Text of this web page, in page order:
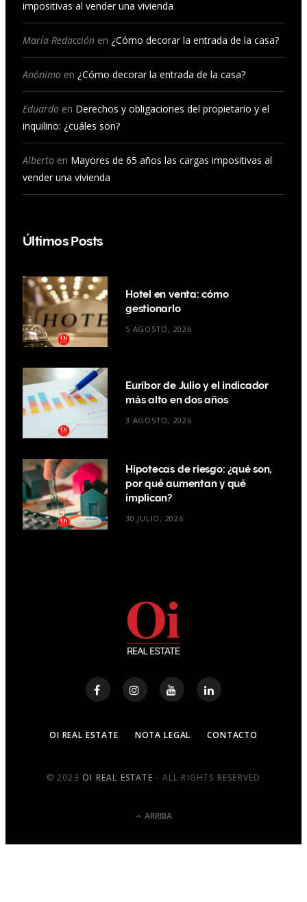
o
o
g
r
m
b
e
I
impositivas al vender una vivienda
María Redacción en ¿Cómo decorar la entrada de la casa?
Anónimo en ¿Cómo decorar la entrada de la casa?
Eduardo en Derechos y obligaciones del propietario y el
inquilino: ¿cuáles son?
Alberto en Mayores de 65 años las cargas impositivas al
vender una vivienda
Últimos Posts
Hotel en venta: cómo
gestionarlo
5 AGOSTO, 2026
Euríbor de Julio y el indicador
más alto en dos años
3 AGOSTO, 2026
Hipotecas de riesgo: ¿qué son,
por qué aumentan y qué
implican?
30 JULIO, 2026
OI REAL ESTATE NOTA LEGAL CONTACTO
© 2023 OI REAL ESTATE - ALL RIGHTS RESERVED
ARRIBA